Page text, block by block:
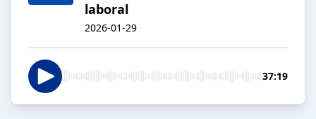
laboral
2026-01-29
37:19